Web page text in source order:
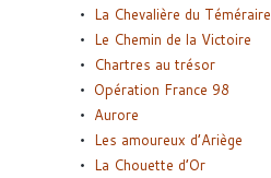
La Chevalière du Téméraire
Le Chemin de la Victoire
Chartres au trésor
Opération France 98
Aurore
Les amoureux d’Ariège
La Chouette d’Or